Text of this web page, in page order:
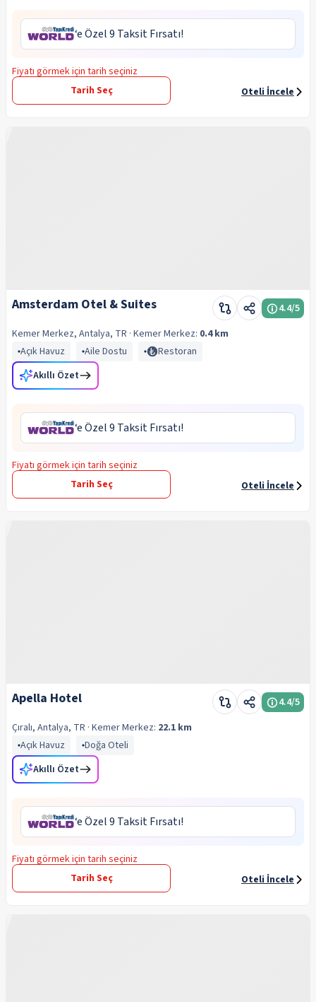
‘e Özel 9 Taksit Fırsatı!
Fiyatı görmek için tarih seçiniz
Tarih Seç
Oteli İncele
Amsterdam Otel & Suites 4.4/5
Kemer Merkez, Antalya, TR · KemerMerkez: 0.4 km
Açık Havuz
Aile Dostu
Restoran
Akıllı Özet
‘e Özel 9 Taksit Fırsatı!
Fiyatı görmek için tarih seçiniz
Tarih Seç
Oteli İncele
Apella Hotel 4.4/5
Çıralı, Antalya, TR · KemerMerkez: 22.1 km
Açık Havuz
Doğa Oteli
Akıllı Özet
‘e Özel 9 Taksit Fırsatı!
Fiyatı görmek için tarih seçiniz
Tarih Seç
Oteli İncele